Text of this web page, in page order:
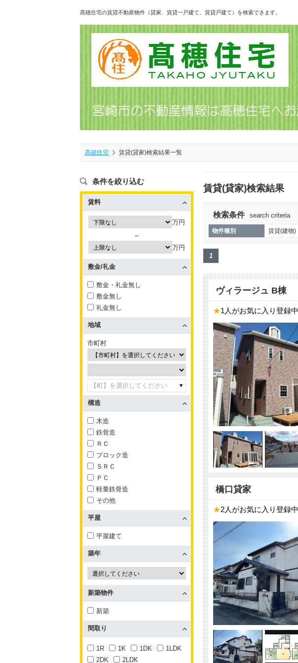
髙穂住宅の賃貸不動産物件（貸家、賃貸一戸建て、賃貸戸建て）を検索できます。
髙穂住宅 賃貸(貸家)検索結果一覧
賃貸(貸家)検索結果
検索条件 search criteria
物件種別 賃貸(建物)
1
ヴィラージュ B棟
★1人がお気に入り登録中
橋口貸家
★2人がお気に入り登録中
条件を絞り込む
賃料
万円
～
万円
敷金/礼金
敷金・礼金無し
敷金無し
礼金無し
地域
市町村
【町】を選択してください
構造
木造
鉄骨造
ＲＣ
ブロック造
ＳＲＣ
ＰＣ
軽量鉄骨造
その他
平屋
平屋建て
築年
新築物件
新築
間取り
1R 1K 1DK
1LDK
2DK
2LDK